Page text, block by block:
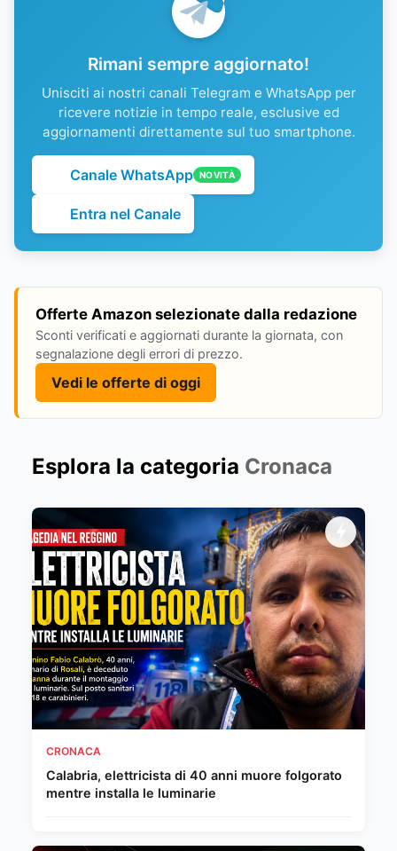
Rimani sempre aggiornato!
Unisciti ai nostri canali Telegram e WhatsApp per
ricevere notizie in tempo reale, esclusive ed
aggiornamenti direttamente sul tuo smartphone.
Canale WhatsApp NOVITÀ
Entra nel Canale
Offerte Amazon selezionate dalla redazione
Sconti verificati e aggiornati durante la giornata, con
segnalazione degli errori di prezzo.
Vedi le offerte di oggi
Esplora la categoria Cronaca
CRONACA
Calabria, elettricista di 40 anni muore folgorato
mentre installa le luminarie